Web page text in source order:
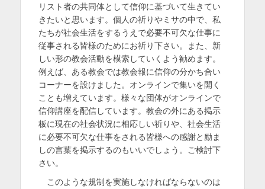
リスト者の共同体として信仰に基づいて生きてい
きたいと思います。個人の祈りやミサの中で、私
たちが社会生活をするうえで必要不可欠な仕事に
従事される皆様のためにお祈り下さい。また、新
しい形の教会活動を模索していくよう勧めます。
例えば、ある教会では教会報に信仰の分かち合い
コーナーを設けました。オンラインで集いを開く
ことも増えています。様々な団体がオンラインで
信仰講座を配信しています。教会の外にある掲示
板に現在の社会状況に相応しい祈りや、社会生活
に必要不可欠な仕事をされる皆様への感謝と励ま
しの言葉を掲示するのもいいでしょう。ご検討下
さい。
このような規制を実施しなければならないのは